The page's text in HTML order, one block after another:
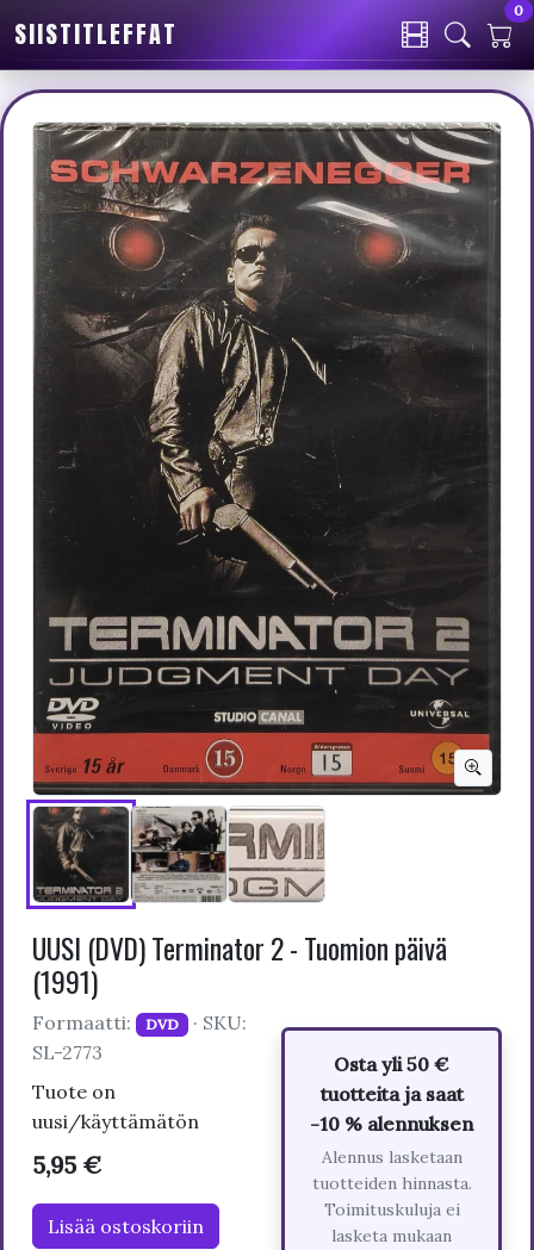
SIISTITLEFFAT
0
UUSI (DVD) Terminator 2 - Tuomion päivä
(1991)
Formaatti: DVD · SKU:
SL-2773
Tuote on
uusi/käyttämätön
5,95 €
Lisää ostoskoriin
Osta yli 50 €
tuotteita ja saat
-10 % alennuksen
Alennus lasketaan
tuotteiden hinnasta.
Toimituskuluja ei
lasketa mukaan